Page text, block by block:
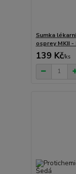
Sumka
osprey MKII -
139 Kč/ks